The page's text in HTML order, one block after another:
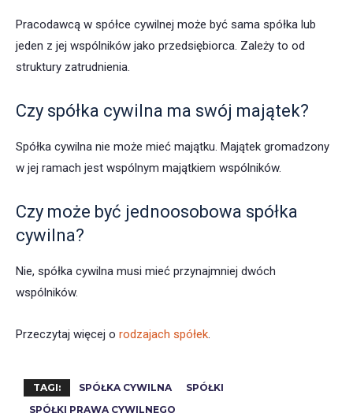
Pracodawcą w spółce cywilnej może być sama spółka lub
jeden z jej wspólników jako przedsiębiorca. Zależy to od
struktury zatrudnienia.
Czy spółka cywilna ma swój majątek?
Spółka cywilna nie może mieć majątku. Majątek gromadzony
w jej ramach jest wspólnym majątkiem wspólników.
Czy może być jednoosobowa spółka
cywilna?
Nie, spółka cywilna musi mieć przynajmniej dwóch
wspólników.
Przeczytaj więcej o rodzajach spółek.
TAGI: SPÓŁKA CYWILNA
SPÓŁKI
SPÓŁKI PRAWA CYWILNEGO